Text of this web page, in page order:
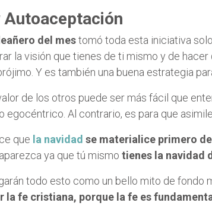
Autoaceptación
del mestomó toda esta iniciativa
la visión que tienes de ti mismo y de
Y es también una buena estrategia
de los otros puede ser más fácil que
egocéntrico. Al contrario, es para que
que la navidad se materialice primero
ya que tú mismo tienes la navidad
todo esto como un bello mito de fondo
la fe cristiana, porque la fe es